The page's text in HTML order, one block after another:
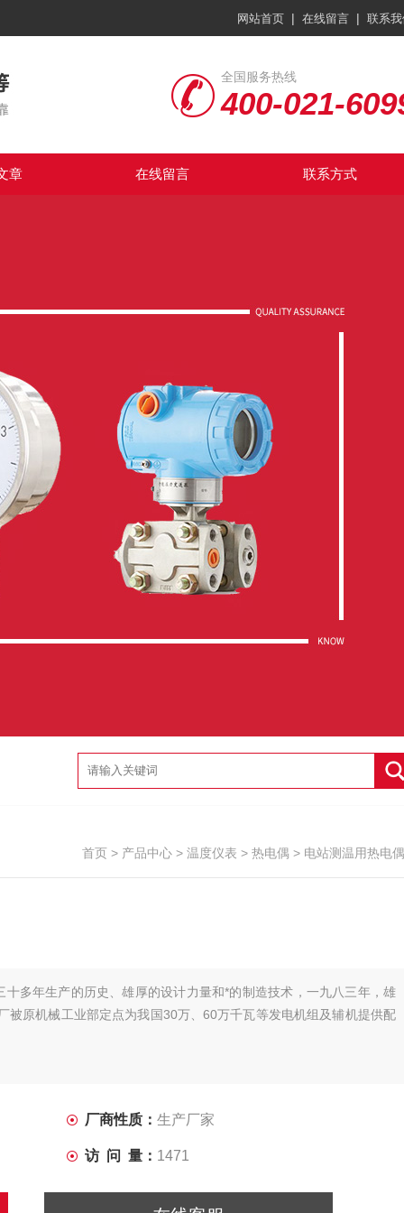
网站首页 | 在线留言 | 联系
全国服务热线
400-021-
章 在线留言 联系方式
首页 > 产品中心 > 温度仪表 > 热电偶 > 电站测温用热电偶
多年生产的历史、雄厚的设计力量和*的制造技术，一九八三年，雄
被原机械工业部定点为我国30万、60万千瓦等发电机组及辅机提供配
厂商性质： 生产厂家
访 问 量： 1471